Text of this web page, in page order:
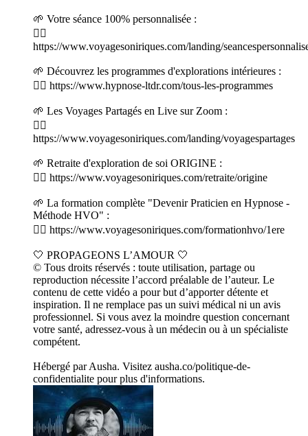
🌱 Votre séance 100% personnalisée :
👉🏻
https://www.voyagesoniriques.com/landing/
🌱 Découvrez les programmes d'explorations intérieures :
👉🏻 https://www.hypnose-ltdr.com/tous-les-programmes
🌱 Les Voyages Partagés en Live sur Zoom :
👉🏻
https://www.voyagesoniriques.com/landing/voyagespartages
🌱 Retraite d'exploration de soi ORIGINE :
👉🏻 https://www.voyagesoniriques.com/retraite/origine
🌱 La formation complète "Devenir Praticien en Hypnose -
Méthode HVO" :
👉🏻 https://www.voyagesoniriques.com/formationhvo/1ere
🤍 PROPAGEONS L’AMOUR 🤍
© Tous droits réservés : toute utilisation, partage ou
reproduction nécessite l’accord préalable de l’auteur. Le
contenu de cette vidéo a pour but d’apporter détente et
inspiration. Il ne remplace pas un suivi médical ni un avis
professionnel. Si vous avez la moindre question concernant
votre santé, adressez-vous à un médecin ou à un spécialiste
compétent.
Hébergé par Ausha. Visitez ausha.co/politique-de-
confidentialite pour plus d'informations.